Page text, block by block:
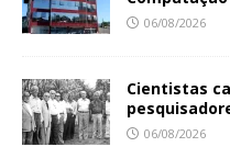
06/08/2026
Cientistas
06/08/2026